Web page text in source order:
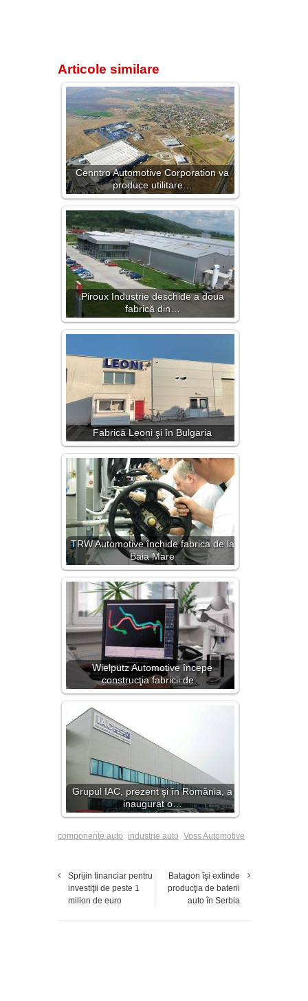
Articole similare
Cenntro Automotive Corporation va
produce utilitare…
Piroux Industrie deschide a doua
fabrică din…
Fabrică Leoni şi în Bulgaria
TRW Automotive închide fabrica de la
Baia Mare
Wielpütz Automotive începe
construcţia fabricii de…
Grupul IAC, prezent şi în România, a
inaugurat o…
componente auto industrie auto Voss Automotive
Sprijin financiar pentru
investiţii de peste 1
milion de euro
Batagon îşi extinde
producţia de baterii
auto în Serbia